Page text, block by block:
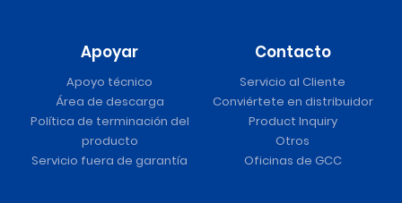
Apoyar
Apoyo técnico
Área de descarga
Política de terminación del
producto
Servicio fuera de garantía
Contacto
Servicio al Cliente
Conviértete en distribuidor
Product Inquiry
Otros
Oficinas de GCC